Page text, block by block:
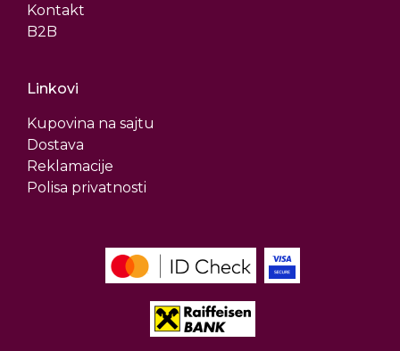
Kontakt
B2B
Linkovi
Kupovina na sajtu
Dostava
Reklamacije
Polisa privatnosti